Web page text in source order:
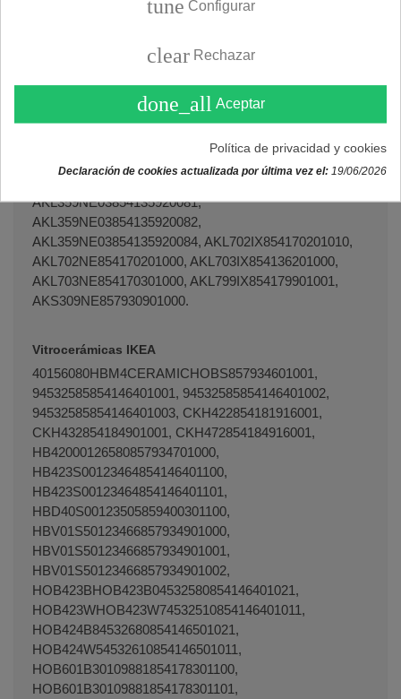
VSM3SVSM3S, VT130MX902010027, VT63PMT.
Vitrocerámicas GENERAL ELECTRIC
AVGP6004902471697, CTEGE060S412902471962,
CTEGE080S512902471971, JEU560E6J1BG902470909,
Vitrocerámicas IGNIS
AKL359NE03854135920081,
AKL359NE03854135920082,
AKL359NE03854135920084, AKL702IX854170201010,
AKL702NE854170201000, AKL703IX854136201000,
AKL703NE854170301000, AKL799IX854179901001,
AKS309NE857930901000.
Vitrocerámicas IKEA
40156080HBM4CERAMICHOBS857934601001,
94532585854146401001, 94532585854146401002,
94532585854146401003, CKH422854181916001,
CKH432854184901001, CKH472854184916001,
HB42000126580857934701000,
HB423S00123464854146401100,
HB423S00123464854146401101,
HBD40S00123505859400301100,
HBV01S50123466857934901000,
HBV01S50123466857934901001,
HBV01S50123466857934901002,
HOB423BHOB423B04532580854146401021,
HOB423WHOB423W74532510854146401011,
HOB424B84532680854146501021,
HOB424W54532610854146501011,
HOB601B30109881854178301100,
HOB601B30109881854178301101,
tune Configurar
clear Rechazar
done_all Aceptar
Política de privacidad y cookies
Declaración de cookies actualizada por última vez el: 19/06/2026